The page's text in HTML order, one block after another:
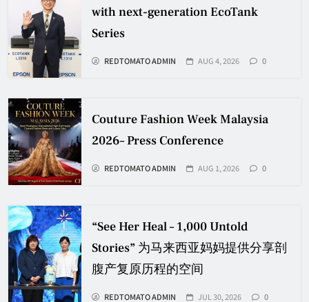
with next-generation EcoTank
Series
REDTOMATO ADMIN AUG 4, 2026 0
Couture Fashion Week Malaysia
2026– Press Conference
REDTOMATO ADMIN AUG 1, 2026 0
“See Her Heal – 1,000 Untold
Stories” 为马来西亚妈妈提供分享剖
腹产复原历程的空间
REDTOMATO ADMIN JUL 30, 2026 0